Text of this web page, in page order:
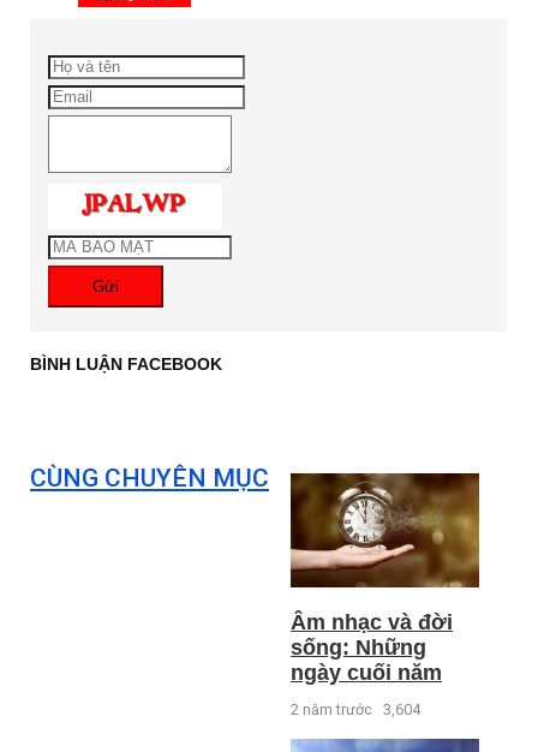
Gửi
BÌNH LUẬN FACEBOOK
CÙNG CHUYÊN MỤC
Âm nhạc và đời
sống: Những
ngày cuối năm
2 năm trước 3,604